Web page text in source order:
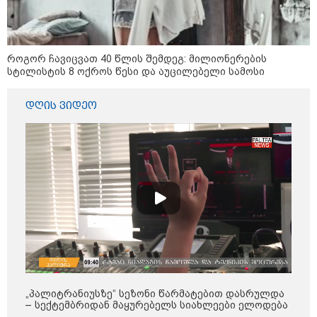
08:52 / 08-08-2026
2008 წლის რუსეთ-
საქართველოს ომის მე-18
წლისთავთან დაკავშირებით
ადმინისტრაციულ შენობებზე
08:49 / 08-08-2026
"არასდროს მითქვამს, რომ
ჩვენები ხელებაწეულს ან
დატყვევებულს "ხვრეტდნენ", ეგ
არასდროს მინახავს და არც
რაიმე ფაქტი ვიცი" - გიორგი
ბარამიძე
19:05 / 07-08-2026
"2008 წელს საქართველო
გადავარჩინეთ - აი, 2012 წლის
"გამარჯვება" ვინც იზეიმეთ,
სწორედ ეგ იყო ქართული
ისტორიული კატასტროფა და
რაც რუსმა ჯარით ვერ აიღო,
როგორ ჩავიცვათ 40 წლის შემდეგ: მილიონერების
სტილისტის 8 ოქროს წესი და აუცილებელი სამოსი
დღის ვიდეო
„პალიტრანიუსზე“ სეზონი წარმატებით დასრულდა
– სექტემბრიდან მაყურებელს სიახლეები ელოდება